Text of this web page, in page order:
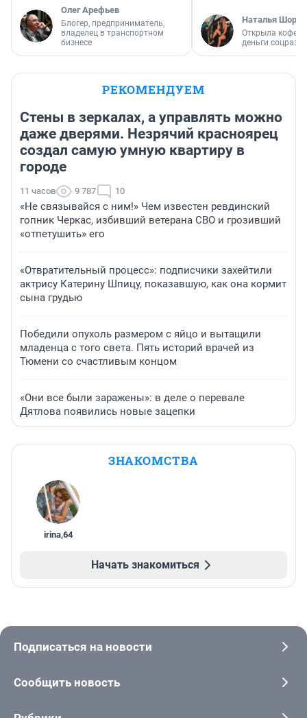
Олег Арефьев
Блогер, предприниматель,
владелец в транспортном
бизнесе
Наталья
Открыла
деньги
РЕКОМЕНДУЕМ
Стены в зеркалах, а управлять можно
даже дверями. Незрячий красноярец
создал самую умную квартиру в
городе
11 часов 9 787 10
«Не связывайся с ним!» Чем известен ревдинский
гопник Черкас, избивший ветерана СВО и грозивший
«отпетушить» его
«Отвратительный процесс»: подписчики захейтили
актрису Катерину Шпицу, показавшую, как она кормит
сына грудью
Победили опухоль размером с яйцо и вытащили
младенца с того света. Пять историй врачей из
Тюмени со счастливым концом
«Они все были заражены»: в деле о перевале
Дятлова появились новые зацепки
ЗНАКОМСТВА
irina,64
Начать знакомиться
Подписаться на новости
Сообщить новость